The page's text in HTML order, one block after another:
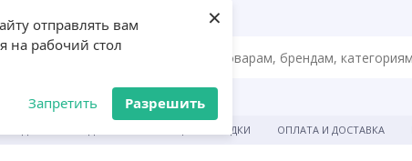
отправлять вам
на рабочий стол
Запретить Разрешить
×
АКЦИИ И СКИДКИ ОПЛАТА И ДОСТАВКА